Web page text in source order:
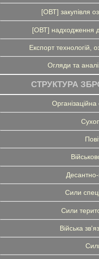
[ОВТ] закупівля
[ОВТ] надходження
Експорт технологій,
Огляди та
СТРУКТУРА
Десантно-
Сили
Сили
Війська